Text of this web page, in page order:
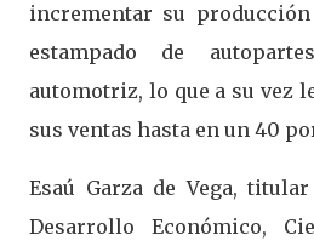
incrementar su
estampado de
automotriz, lo que a su vez
sus ventas hasta en un 40
Esaú Garza de Vega,
Desarrollo Económico,